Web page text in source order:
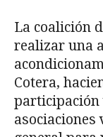
La coalición
realizar una
Cotera,
participación
asociaciones